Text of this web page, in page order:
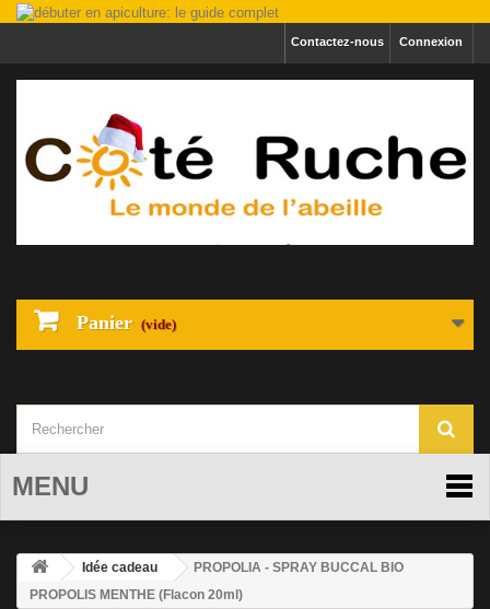
Connexion
Contactez-nous
Panier (vide)
MENU
Idée cadeau
PROPOLIA - SPRAY BUCCAL BIO
PROPOLIS MENTHE (Flacon 20ml)